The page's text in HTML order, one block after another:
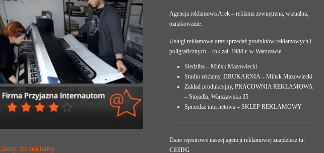
do reklamy
Agencja reklamowa Arek – reklama zewnętrzna, wizualna,
oznakowanie.
Usługi reklamowe oraz sprzedaż produktów reklamowych i
poligraficznych – rok zał. 1988 r. w Warszawie.
Siedziba – Mińsk Mazowiecki
Studio reklamy, DRUKARNIA – Mińsk Mazowiecki
Zakład produkcyjny, PRACOWNIA REKLAMOWA
– Stojadła, Warszawska 35
Sprzedaż internetowa – SKLEP REKLAMOWY
Dane rejestrowe naszej agencji reklamowej znajdziesz tu:
CEIDG